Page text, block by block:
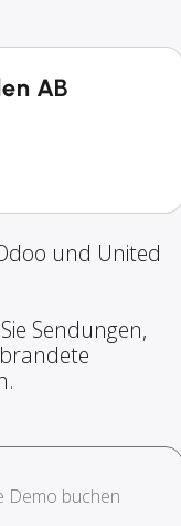
AB
und United
Sendungen,
Demo buchen